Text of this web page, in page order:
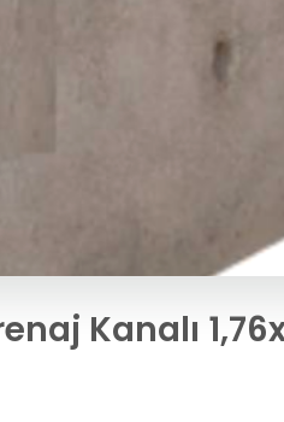
Kanalı